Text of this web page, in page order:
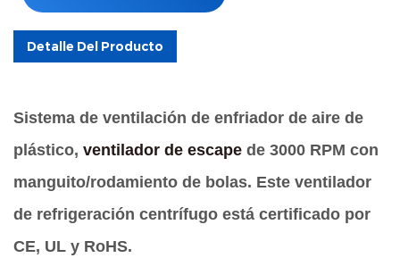
Detalle Del Producto
Sistema de ventilación de enfriador de aire de
plástico, ventilador de escape de 3000 RPM con
manguito/rodamiento de bolas. Este ventilador
de refrigeración centrífugo está certificado por
CE, UL y RoHS.